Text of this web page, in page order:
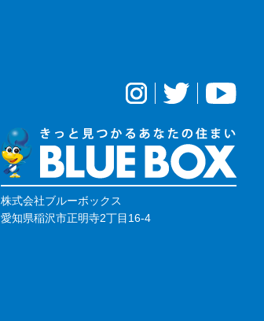
株式会社ブルーボックス
愛知県稲沢市正明寺2丁目16-4